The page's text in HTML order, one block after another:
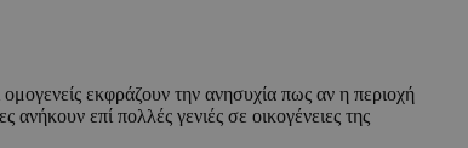
εκφράζουν την ανησυχία πως αν η περιοχή
επί πολλές γενιές σε οικογένειες της